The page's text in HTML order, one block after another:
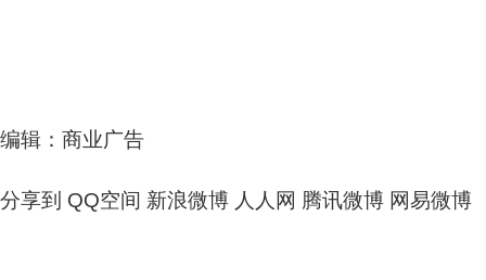
编辑：商业广告
分享到 QQ空间 新浪微博 人人网 腾讯微博 网易微博